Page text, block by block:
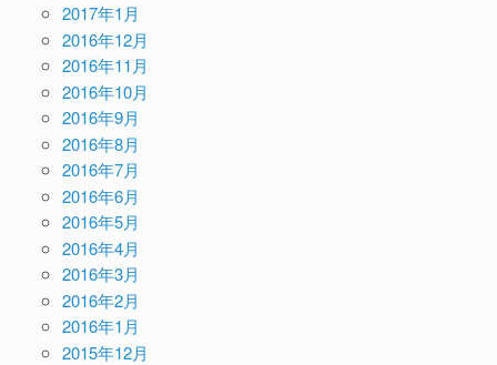
2017年1月
2016年12月
2016年11月
2016年10月
2016年9月
2016年8月
2016年7月
2016年6月
2016年5月
2016年4月
2016年3月
2016年2月
2016年1月
2015年12月